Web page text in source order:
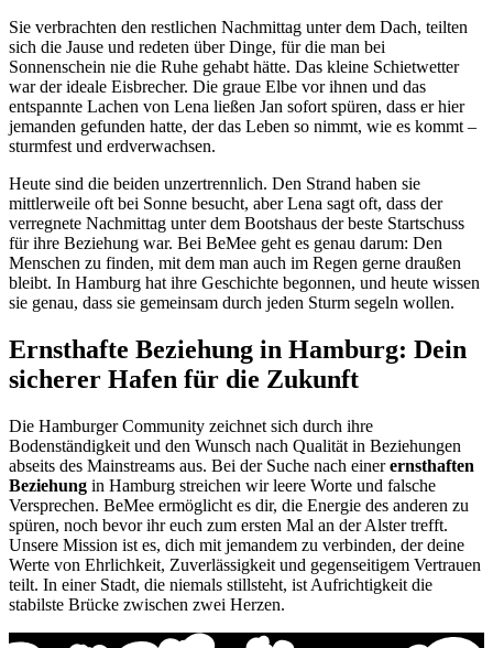
Sie verbrachten den restlichen Nachmittag unter dem Dach, teilten
sich die Jause und redeten über Dinge, für die man bei
Sonnenschein nie die Ruhe gehabt hätte. Das kleine Schietwetter
war der ideale Eisbrecher. Die graue Elbe vor ihnen und das
entspannte Lachen von Lena ließen Jan sofort spüren, dass er hier
jemanden gefunden hatte, der das Leben so nimmt, wie es kommt –
sturmfest und erdverwachsen.
Heute sind die beiden unzertrennlich. Den Strand haben sie
mittlerweile oft bei Sonne besucht, aber Lena sagt oft, dass der
verregnete Nachmittag unter dem Bootshaus der beste Startschuss
für ihre Beziehung war. Bei BeMee geht es genau darum: Den
Menschen zu finden, mit dem man auch im Regen gerne draußen
bleibt. In Hamburg hat ihre Geschichte begonnen, und heute wissen
sie genau, dass sie gemeinsam durch jeden Sturm segeln wollen.
Ernsthafte Beziehung in Hamburg: Dein
sicherer Hafen für die Zukunft
Die Hamburger Community zeichnet sich durch ihre
Bodenständigkeit und den Wunsch nach Qualität in Beziehungen
abseits des Mainstreams aus. Bei der Suche nach einerernsthaften
Beziehung in Hamburg streichen wir leere Worte und falsche
Versprechen. BeMee ermöglicht es dir, die Energie des anderen zu
spüren, noch bevor ihr euch zum ersten Mal an der Alster trefft.
Unsere Mission ist es, dich mit jemandem zu verbinden, der deine
Werte von Ehrlichkeit, Zuverlässigkeit und gegenseitigem Vertrauen
teilt. In einer Stadt, die niemals stillsteht, ist Aufrichtigkeit die
stabilste Brücke zwischen zwei Herzen.